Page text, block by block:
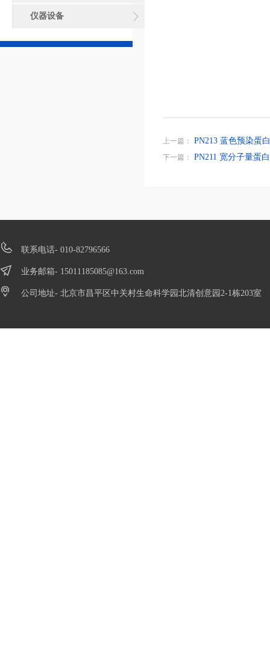
仪器设备
上一篇： PN213 蓝色预染蛋
下一篇： PN211 宽分子量蛋
联系电话- 010-82796566
业务邮箱- 15011185085@163.com
公司地址- 北京市昌平区中关村生命科学园北清创意园2-1栋203室